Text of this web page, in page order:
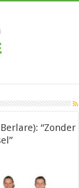
“Zonder